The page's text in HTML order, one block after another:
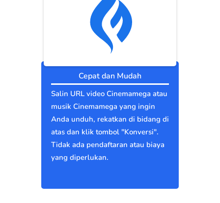
Cepat dan Mudah
Salin URL video Cinemamega atau
musik Cinemamega yang ingin
Anda unduh, rekatkan di bidang di
atas dan klik tombol "Konversi".
Tidak ada pendaftaran atau biaya
yang diperlukan.